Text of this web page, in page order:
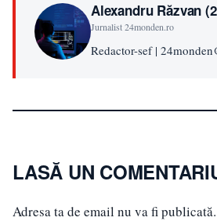
Alexandru Răzvan
Jurnalist 24monden.ro
Redactor-sef |
LASĂ UN
Adresa ta de email nu va fi publicată.